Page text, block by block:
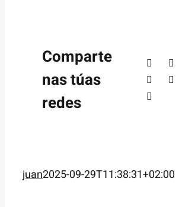
Comparte
nas túas
redes
juan2025-09-29T11:38:31+02:00